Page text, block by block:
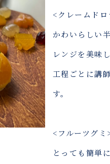
<クレームド
かわいらしい
レンジを美味
工程ごとに講
す。
<フルーツグミ
とっても簡単